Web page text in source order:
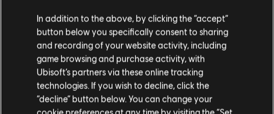
Bundle Pack Cosmético
$24.99
Anno 1800
Amusements Pack
In addition to the above, by clicking the “accept”
button below you specifically consent to sharing
and recording of your website activity, including
game browsing and purchase activity, with
Ubisoft’s partners via these online tracking
technologies. If you wish to decline, click the
“decline” button below. You can change your